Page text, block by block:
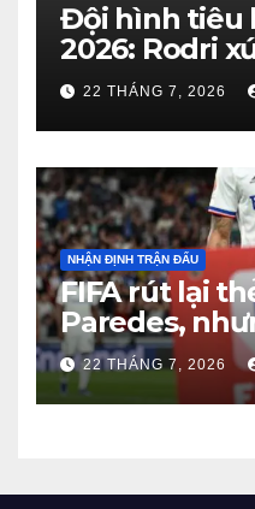
Đội hình tiêu
2026: Rodri
Haaland viết
gây bất ngờ
22 THÁNG 7, 2026
NHẬN ĐỊNH TRẬN ĐẤU
FIFA rút lại
Paredes,
kỷ luật của
chưa kết thúc
22 THÁNG 7, 2026